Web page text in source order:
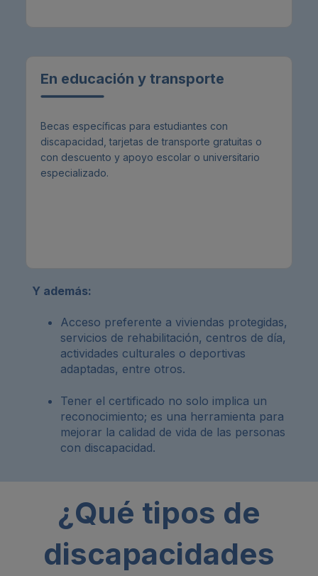
En educación y transporte
Becas específicas para estudiantes con
discapacidad, tarjetas de transporte gratuitas o
con descuento y apoyo escolar o universitario
especializado.
Y además:
Acceso preferente a viviendas protegidas,
servicios de rehabilitación, centros de día,
actividades culturales o deportivas
adaptadas, entre otros.
Tener el certificado no solo implica un
reconocimiento; es una herramienta para
mejorar la calidad de vida de las personas
con discapacidad.
¿Qué tipos de
discapacidades